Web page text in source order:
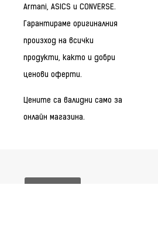
Armani, ASICS и CONVERSE.
Гарантираме оригиналния
произход на всички
продукти, както и добри
ценови оферти.
Цените са валидни само за
онлайн магазина.